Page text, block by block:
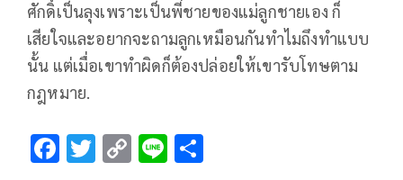
ศักดิ์เป็นลุงเพราะเป็นพี่ชายของแม่ลูกชายเอง ก็
เสียใจและอยากจะถามลูกเหมือนกันทำไมถึงทำแบบ
นั้น แต่เมื่อเขาทำผิดก็ต้องปล่อยให้เขารับโทษตาม
กฎหมาย.
F T C Li